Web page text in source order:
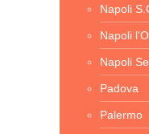
Napoli
Napoli
Napoli
Padova
Palermo